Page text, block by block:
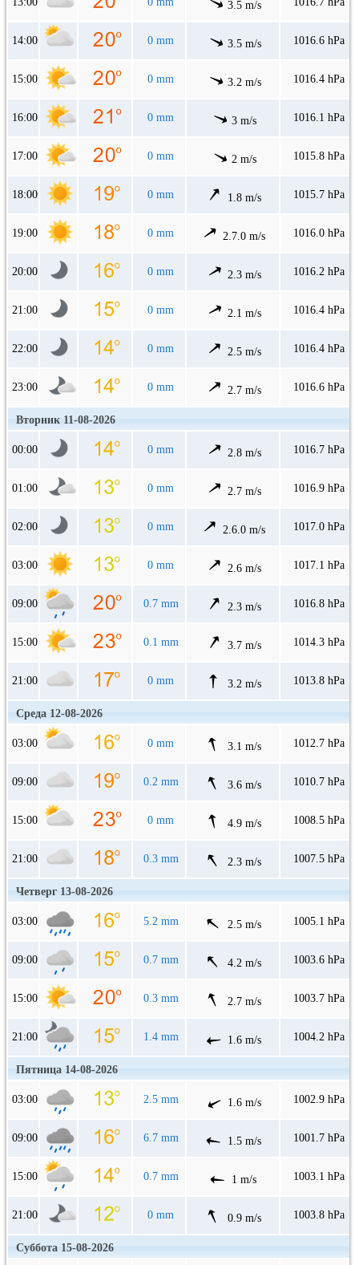
3.5 m/s
14:00 0 mm 3.5 m/s 1016.6 hPa
15:00 0 mm 3.2 m/s 1016.4 hPa
16:00 0 mm 3 m/s 1016.1 hPa
17:00 0 mm 2 m/s 1015.8 hPa
18:00 0 mm 1.8 m/s 1015.7 hPa
19:00 0 mm 2.7.0 m/s 1016.0 hPa
20:00 0 mm 2.3 m/s 1016.2 hPa
21:00 0 mm 2.1 m/s 1016.4 hPa
22:00 0 mm 2.5 m/s 1016.4 hPa
23:00 0 mm 2.7 m/s 1016.6 hPa
Вторник 11-08-2026
00:00 0 mm 2.8 m/s 1016.7 hPa
01:00 0 mm 2.7 m/s 1016.9 hPa
02:00 0 mm 2.6.0 m/s 1017.0 hPa
03:00 0 mm 2.6 m/s 1017.1 hPa
09:00 0.7 mm 2.3 m/s 1016.8 hPa
15:00 0.1 mm 3.7 m/s 1014.3 hPa
21:00 0 mm 3.2 m/s 1013.8 hPa
Среда 12-08-2026
03:00 0 mm 3.1 m/s 1012.7 hPa
09:00 0.2 mm 3.6 m/s 1010.7 hPa
15:00 0 mm 4.9 m/s 1008.5 hPa
21:00 0.3 mm 2.3 m/s 1007.5 hPa
Четверг 13-08-2026
03:00 5.2 mm 2.5 m/s 1005.1 hPa
09:00 0.7 mm 4.2 m/s 1003.6 hPa
15:00 0.3 mm 2.7 m/s 1003.7 hPa
21:00 1.4 mm 1.6 m/s 1004.2 hPa
Пятница 14-08-2026
03:00 2.5 mm 1.6 m/s 1002.9 hPa
09:00 6.7 mm 1.5 m/s 1001.7 hPa
15:00 0.7 mm 1 m/s 1003.1 hPa
21:00 0 mm 0.9 m/s 1003.8 hPa
Суббота 15-08-2026